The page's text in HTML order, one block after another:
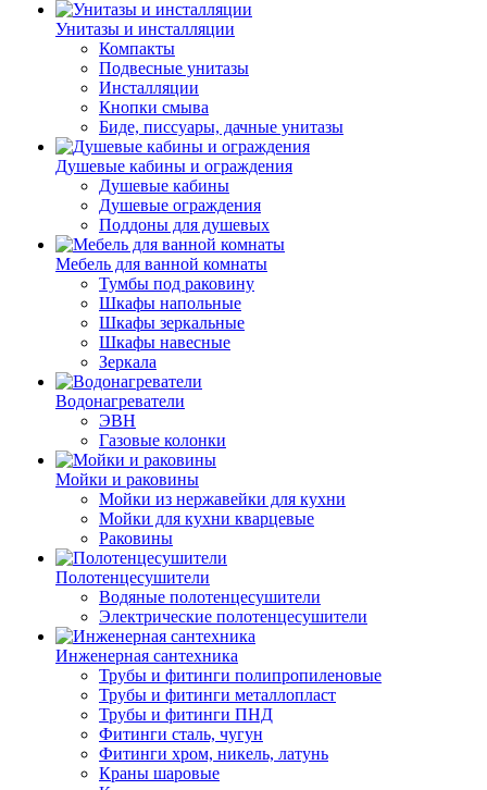
Унитазы и инсталляции
Компакты
Подвесные унитазы
Инсталляции
Кнопки смыва
Биде, писсуары, дачные унитазы
Душевые кабины и ограждения
Душевые кабины
Душевые ограждения
Поддоны для душевых
Мебель для ванной комнаты
Тумбы под раковину
Шкафы напольные
Шкафы зеркальные
Шкафы навесные
Зеркала
Водонагреватели
ЭВН
Газовые колонки
Мойки и раковины
Мойки из нержавейки для кухни
Мойки для кухни кварцевые
Раковины
Полотенцесушители
Водяные полотенцесушители
Электрические полотенцесушители
Инженерная сантехника
Трубы и фитинги полипропиленовые
Трубы и фитинги металлопласт
Трубы и фитинги ПНД
Фитинги сталь, чугун
Фитинги хром, никель, латунь
Краны шаровые